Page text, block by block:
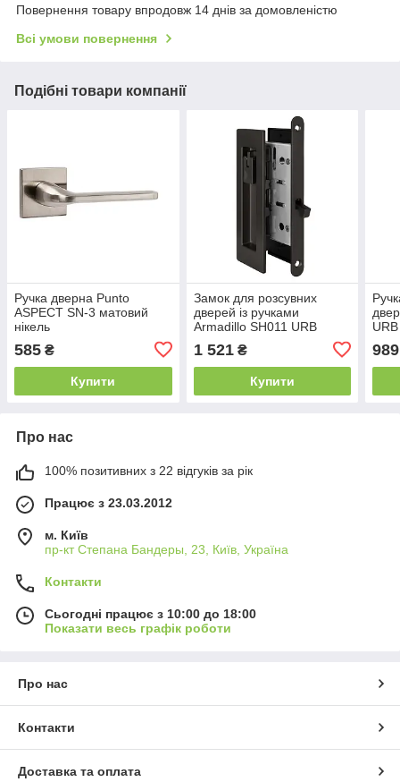
Повернення товару впродовж 14 днів за домовленістю
Всі умови повернення
Подібні товари компанії
Ручка дверна Punto
ASPECT SN-3 матовий
нікель
(K.ARC.Q52.ASPECT SN-
3)
585 ₴
Купити
Замок для розсувних
дверей із ручками
Armadillo SH011 URB
нікель (графіт, антрацит)
1 521₴
Купити
989
Про нас
100% позитивних з 22 відгуків за рік
Працює з 23.03.2012
м. Київ
пр-кт Степана Бандеры, 23, Київ, Україна
Контакти
Сьогодні працює з 10:00 до 18:00
Показати весь графік роботи
Про нас
Контакти
Доставка та оплата